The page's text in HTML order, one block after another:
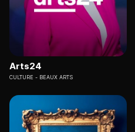
Arts24
CULTURE BEAUX ARTS